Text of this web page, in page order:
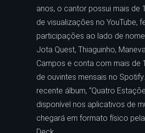
anos, o cantor possui mais de
de visualizações no YouTube,
participações ao lado de
Jota Quest, Thiaguinho,
Campos e conta com mais de
de ouvintes mensais no
recente álbum, “Quatro
disponível nos aplicativos de
chegará em formato físico